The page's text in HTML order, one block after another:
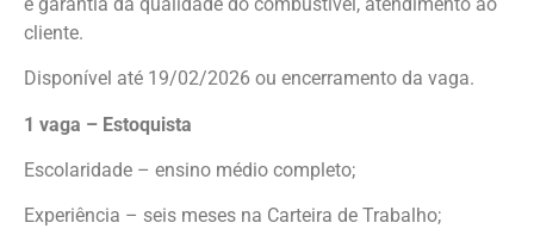
cliente.
Disponível até 19/02/2026 ou encerramento da vaga.
1 vaga – Estoquista
Escolaridade – ensino médio completo;
Experiência – seis meses na Carteira de Trabalho;